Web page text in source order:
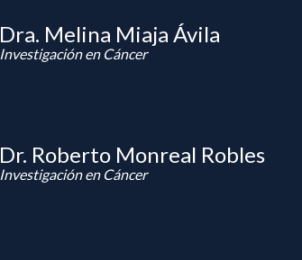
Dra. Melina Miaja Ávila
Investigación en Cáncer
Dr. Roberto Monreal Robles
Investigación en Cáncer